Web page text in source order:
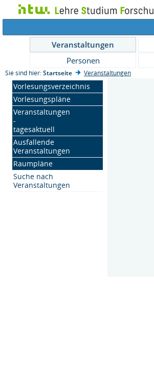
Veranstaltungen
Personen
Sie sind hier: Startseite Veranstaltungen
Vorlesungsverzeichnis
Vorlesungspläne
Veranstaltungen
-
tagesaktuell
Ausfallende
Veranstaltungen
Raumpläne
Suche nach
Veranstaltungen